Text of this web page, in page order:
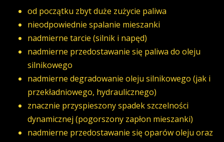
od początku zbyt duże zużycie paliwa
nieodpowiednie spalanie mieszanki
nadmierne tarcie (silnik i napęd)
nadmierne przedostawanie się paliwa do oleju
silnikowego
nadmierne degradowanie oleju silnikowego (jak i
przekładniowego, hydraulicznego)
znacznie przyspieszony spadek szczelności
dynamicznej (pogorszony zapłon mieszanki)
nadmierne przedostawanie się oparów oleju oraz